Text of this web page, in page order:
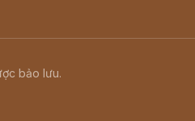
bảo lưu.